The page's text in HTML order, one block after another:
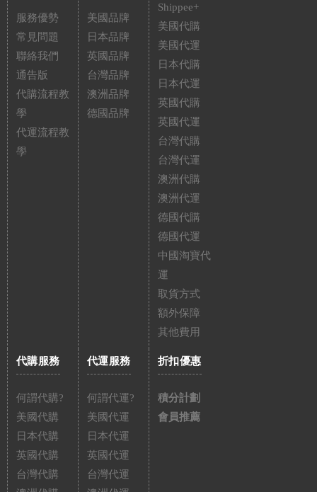
服務優勢
常見問題
聯絡我們
通告版
代購流程教
學
代運流程教
學
美國品牌
日本品牌
英國品牌
台灣品牌
澳洲品牌
德國品牌
Shippee+
美國代購
美國代運
日本代購
日本代運
英國代購
英國代運
台灣代購
台灣代運
澳洲代購
澳洲代運
德國代購
德國代運
中國淘寶代
運
取貨方式
額外保障
其他費用
代購服務
何謂代購?
美國代購
日本代購
英國代購
台灣代購
代運服務
何謂代運?
美國代運
日本代運
英國代運
台灣代運
折扣優惠
積分計劃
會員推薦